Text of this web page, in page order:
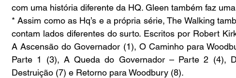
com uma história diferente da HQ. Gleen também faz
* Assim como as Hq’s e a própria série, The Walking
contam lados diferentes do surto. Escritos por Robert
A Ascensão do Governador (1), O Caminho para
Parte 1
(3), A Queda do Governador – Parte 2 (4),
Destruição (7) e Retorno para Woodbury (8).